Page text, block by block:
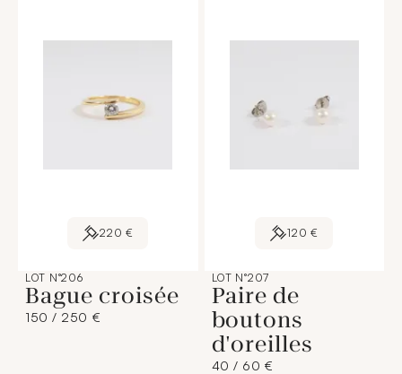
220 €
LOT N°206
Bague croisée
150 / 250 €
120 €
LOT N°207
Paire de
boutons
d'oreilles
40 / 60 €